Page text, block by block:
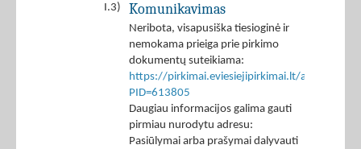
I.3) Komunikavimas
Neribota, visapusiška tiesioginė ir
nemokama prieiga prie pirkimo
dokumentų suteikiama:
https://pirkimai.eviesiejipirkimai.lt/app/rfq/
PID=613805
Daugiau informacijos galima gauti
pirmiau nurodytu adresu:
Pasiūlymai arba prašymai dalyvauti